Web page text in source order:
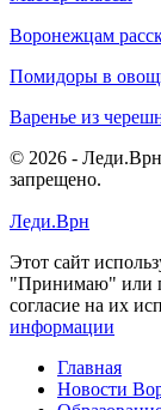
Воронежцам
Помидоры в
Варенье из
© 2026 -
запрещено.
Леди.Врн
Этот сайт
"Принимаю" или
согласие на их
информации
Главная
Новости